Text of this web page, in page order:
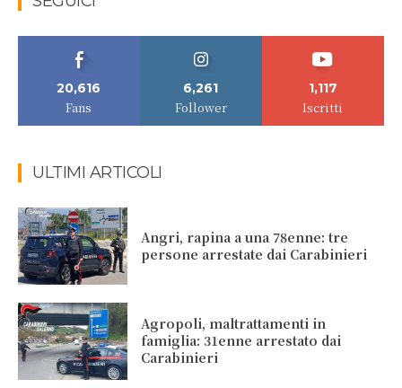
20,616
Fans
6,261
Follower
1,117
Iscritti
ULTIMI ARTICOLI
Angri, rapina a una 78enne: tre
persone arrestate dai Carabinieri
Agropoli, maltrattamenti in
famiglia: 31enne arrestato dai
Carabinieri